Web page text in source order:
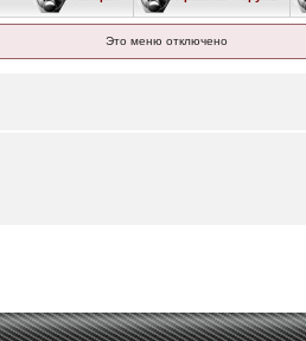
Это меню отключено